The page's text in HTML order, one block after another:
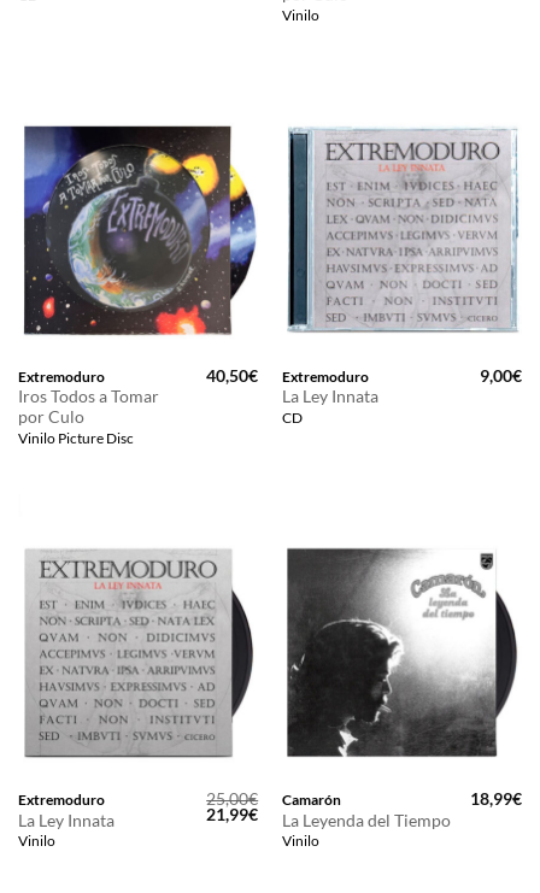
Vinilo
Extremoduro
Iros Todos a Tomar
por Culo
Vinilo Picture Disc
40,50€ Extremoduro
La Ley Innata
CD
9,00€
Extremoduro
La Ley Innata
Vinilo
25,00€
El
precio
21,99€El
precio
actual
Camarón
La Leyenda del Tiempo
Vinilo
18,99€